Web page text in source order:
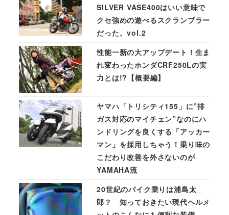
SILVER VASE400はいい意味で
クセ強めの遊べるスクランブラー
だった。vol.2
性能一新の大アップデート！生ま
れ変わったホンダCRF250Lの実
力とは!?【概要編】
ヤマハ「トリシティ155」に”排
ガス対応のマイチェン”なのにハ
ンドリングを良くする「アッカー
マン」を採用しちゃう！乗り味の
こだわり改善を外さないのが
YAMAHA流
20世紀のバイク乗りは浦島太
郎？ 知っておきたい現代ヘルメ